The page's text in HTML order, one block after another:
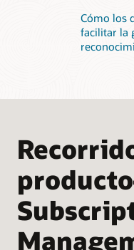
Cómo los
facilitar la